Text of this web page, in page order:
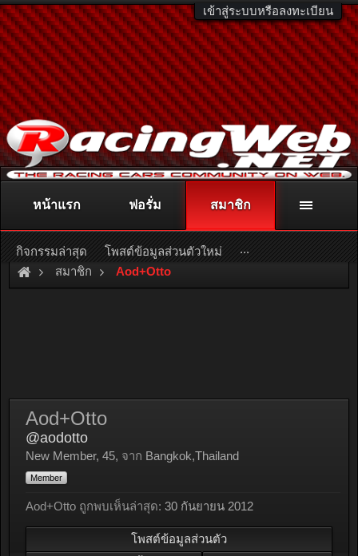
เข้าสู่ระบบหรือลงทะเบียน
ติดต่อลงโฆษณา racingweb@gmail.comหรือโทร. 081-811-1138
หรืออ่านรายละเอียดเพิ่มเติม คลิกที่นี่
สมาชิก Aod+Otto
Aod+Otto
@aodotto
New Member, 45, จาก Bangkok,Thailand
Member
Aod+Otto ถูกพบเห็นล่าสุด: 30 กันยายน 2012
โพสต์ข้อมูลส่วนตัว
หน้าแรก ฟอรั่ม สมาชิก
กิจกรรมล่าสุด โพสต์ข้อมูลส่วนตัวใหม่ ...